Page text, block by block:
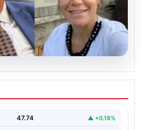
MHP’lilere Sert
ve Adalet Üzerine
tartışılan siyasi söylemler
47.74 ▲ +0.18%